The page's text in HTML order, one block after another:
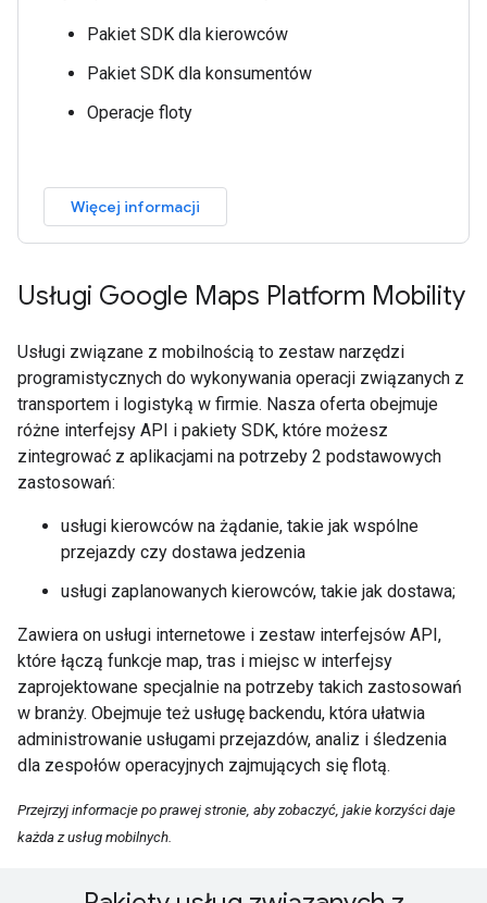
Pakiet SDK dla kierowców
Pakiet SDK dla konsumentów
Operacje floty
Więcej informacji
Usługi Google Maps Platform Mobility
Usługi związane z mobilnością to zestaw narzędzi
programistycznych do wykonywania operacji związanych z
transportem i logistyką w firmie. Nasza oferta obejmuje
różne interfejsy API i pakiety SDK, które możesz
zintegrować z aplikacjami na potrzeby 2 podstawowych
zastosowań:
usługi kierowców na żądanie, takie jak wspólne
przejazdy czy dostawa jedzenia
usługi zaplanowanych kierowców, takie jak dostawa;
Zawiera on usługi internetowe i zestaw interfejsów API,
które łączą funkcje map, tras i miejsc w interfejsy
zaprojektowane specjalnie na potrzeby takich zastosowań
w branży. Obejmuje też usługę backendu, która ułatwia
administrowanie usługami przejazdów, analiz i śledzenia
dla zespołów operacyjnych zajmujących się flotą.
Przejrzyj informacje po prawej stronie, aby zobaczyć, jakie korzyści daje
każda z usług mobilnych.